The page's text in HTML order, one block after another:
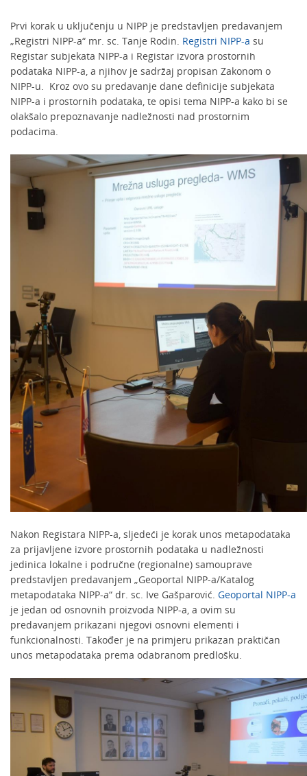
Prvi korak u uključenju u NIPP je predstavljen predavanjem
„Registri NIPP-a“ mr. sc. Tanje Rodin. Registri NIPP-a su
Registar subjekata NIPP-a i Registar izvora prostornih
podataka NIPP-a, a njihov je sadržaj propisan Zakonom o
NIPP-u. Kroz ovo su predavanje dane definicije subjekata
NIPP-a i prostornih podataka, te opisi tema NIPP-a kako bi se
olakšalo prepoznavanje nadležnosti nad prostornim
podacima.
Nakon Registara NIPP-a, sljedeći je korak unos metapodataka
za prijavljene izvore prostornih podataka u nadležnosti
jedinica lokalne i područne (regionalne) samouprave
predstavljen predavanjem „Geoportal NIPP-a/Katalog
metapodataka NIPP-a“ dr. sc. Ive Gašparović. Geoportal NIPP-a
je jedan od osnovnih proizvoda NIPP-a, a ovim su
predavanjem prikazani njegovi osnovni elementi i
funkcionalnosti. Također je na primjeru prikazan praktičan
unos metapodataka prema odabranom predlošku.